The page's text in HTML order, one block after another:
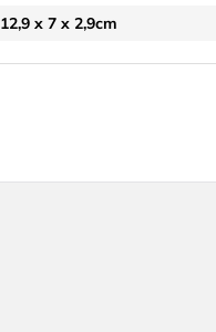
12,9 x 7 x 2,9cm